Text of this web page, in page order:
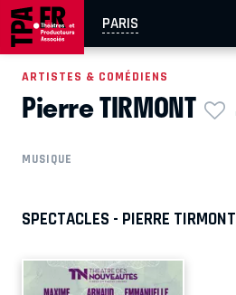
PARIS
AIX-MARSEILLE
EN TOURNÉE
ARTISTES & COMÉDIENS
Pierre TIRMONT
MUSIQUE
SPECTACLES - PIERRE TIRMONT